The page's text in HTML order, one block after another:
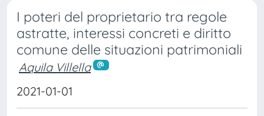
I poteri del proprietario tra regole
astratte, interessi concreti e diritto
comune delle situazioni patrimoniali
Aquila Villella
2021-01-01